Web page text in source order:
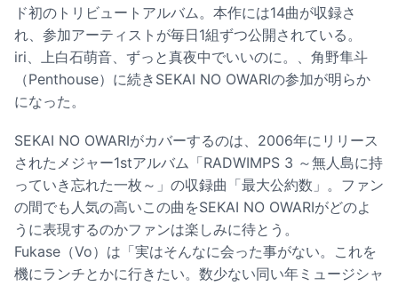
ド初のトリビュートアルバム。本作には14曲が収録さ
れ、参加アーティストが毎日1組ずつ公開されている。
iri、上白石萌音、ずっと真夜中でいいのに。、角野隼斗
（Penthouse）に続きSEKAI NO OWARIの参加が明らか
になった。
SEKAI NO OWARIがカバーするのは、2006年にリリース
されたメジャー1stアルバム「RADWIMPS 3 ～無人島に持
っていき忘れた一枚～」の収録曲「最大公約数」。ファン
の間でも人気の高いこの曲をSEKAI NO OWARIがどのよ
うに表現するのかファンは楽しみに待とう。
Fukase（Vo）は「実はそんなに会った事がない。これを
機にランチとかに行きたい。数少ない同い年ミュージシャ